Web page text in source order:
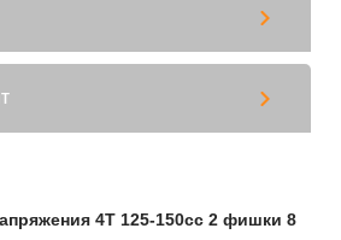
4T 125-150сс 2 фишки 8